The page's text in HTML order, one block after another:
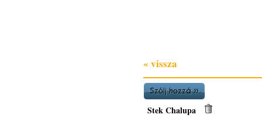
« vissza
Stek Chalupa